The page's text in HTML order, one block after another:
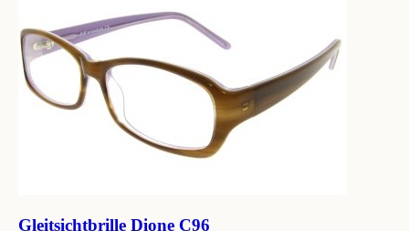
Gleitsichtbrille Dione C96